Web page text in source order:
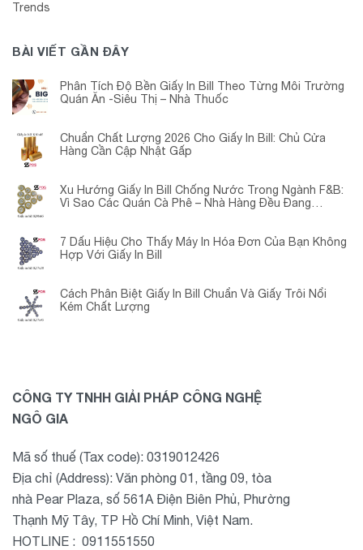
Trends
BÀI VIẾT GẦN ĐÂY
Phân Tích Độ Bền Giấy In Bill Theo Từng Môi Trường
Quán Ăn -Siêu Thị – Nhà Thuốc
Chuẩn Chất Lượng 2026 Cho Giấy In Bill: Chủ Cửa
Hàng Cần Cập Nhật Gấp
Xu Hướng Giấy In Bill Chống Nước Trong Ngành F&B:
Vì Sao Các Quán Cà Phê – Nhà Hàng Đều Đang
7 Dấu Hiệu Cho Thấy Máy In Hóa Đơn Của Bạn Không
Hợp Với Giấy In Bill
Cách Phân Biệt Giấy In Bill Chuẩn Và Giấy Trôi Nổi
Kém Chất Lượng
CÔNG TY TNHH GIẢI PHÁP CÔNG NGHỆ
NGÔ GIA
Mã số thuế (Tax code): 0319012426
Địa chỉ (Address): Văn phòng 01, tầng 09, tòa
nhà Pear Plaza, số 561A Điện Biên Phủ, Phường
Thạnh Mỹ Tây, TP Hồ Chí Minh, Việt Nam.
HOTLINE : 0911551550